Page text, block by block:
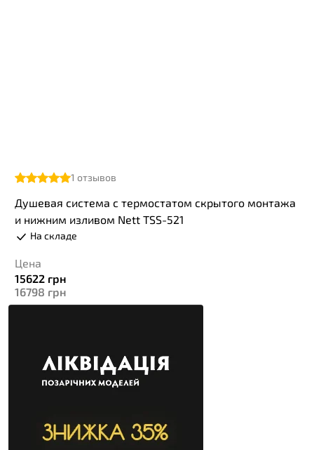
1 отзывов
Душевая система с термостатом скрытого монтажа
и нижним изливом Nett TSS-521
На складе
Цена
15622 грн
16798 грн